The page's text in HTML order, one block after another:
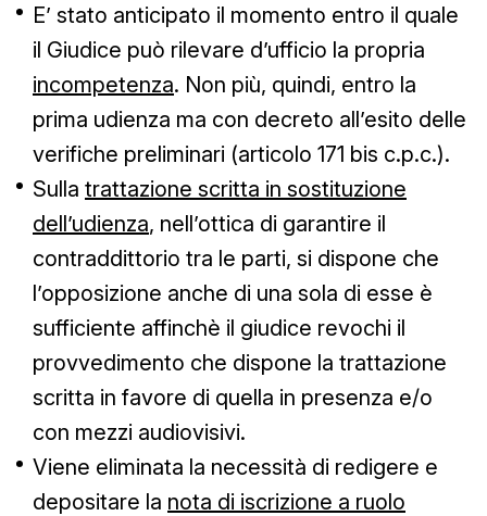
E’ stato anticipato il momento entro il quale
il Giudice può rilevare d’ufficio la propria
incompetenza. Non più, quindi, entro la
prima udienza ma con decreto all’esito delle
verifiche preliminari (articolo 171 bis c.p.c.).
Sulla trattazione scritta in sostituzione
dell’udienza, nell’ottica di garantire il
contraddittorio tra le parti, si dispone che
l’opposizione anche di una sola di esse è
sufficiente affinchè il giudice revochi il
provvedimento che dispone la trattazione
scritta in favore di quella in presenza e/o
con mezzi audiovisivi.
Viene eliminata la necessità di redigere e
depositare la nota di iscrizione a ruolo